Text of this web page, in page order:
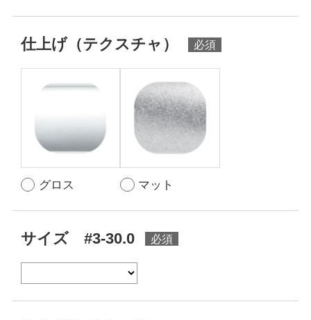
仕上げ（テクスチャ）
グロス マット
サイズ #3-30.0